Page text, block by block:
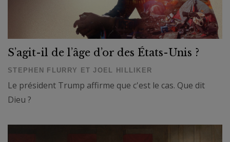
S’agit-il de l’âge d’or des États-Unis ?
STEPHEN FLURRY ET JOEL HILLIKER
Le président Trump affirme que c'est le cas. Que dit
Dieu ?